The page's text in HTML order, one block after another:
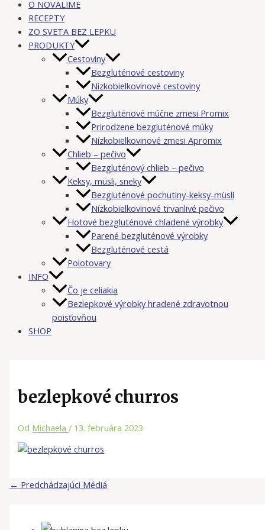
O NOVALIME
RECEPTY
ZO SVETA BEZ LEPKU
PRODUKTY
Cestoviny
Bezgluténové cestoviny
Nízkobielkovinové cestoviny
Múky
Bezgluténové múčne zmesi Promix
Prirodzene bezgluténové múky
Nízkobielkovinové zmesi Apromix
Chlieb – pečivo
Bezgluténový chlieb – pečivo
Keksy, müsli, sneky
Bezgluténové pochutiny-keksy-müsli
Nízkobielkovinové trvanlivé pečivo
Hotové bezgluténové chladené výrobky
Parené bezgluténové výrobky
Bezgluténové cestá
Polotovary
INFO
Čo je celiakia
Bezlepkové výrobky hradené zdravotnou
poisťovňou
SHOP
bezlepkové churros
Od Michaela/ 13. februára 2023
← Predchádzajúci Médiá